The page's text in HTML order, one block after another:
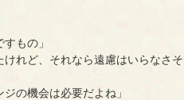
もの」
れど、それなら遠慮はいらなさそ
の機会は必要だよね」